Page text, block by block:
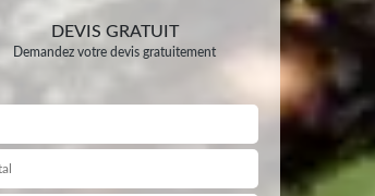
DEVIS GRATUIT
Demandez votre devis gratuitement